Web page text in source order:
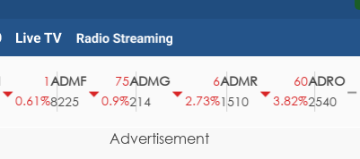
0.61%
ADMF
8225
0.9%
ADMG
214
2.73%
ADMR
1510
3.82%
ADRO
2540
Advertisement